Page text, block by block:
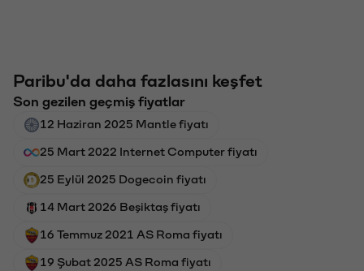
Paribu'da daha fazlasını keşfet
Son gezilen geçmiş fiyatlar
12 Haziran 2025 Mantle fiyatı
25 Mart 2022 Internet Computer fiyatı
25 Eylül 2025 Dogecoin fiyatı
14 Mart 2026 Beşiktaş fiyatı
16 Temmuz 2021 AS Roma fiyatı
19 Şubat 2025 AS Roma fiyatı